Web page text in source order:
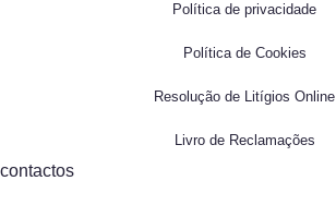
Política de privacidade
Política de Cookies
Resolução de Litígios Online
Livro de Reclamações
contactos